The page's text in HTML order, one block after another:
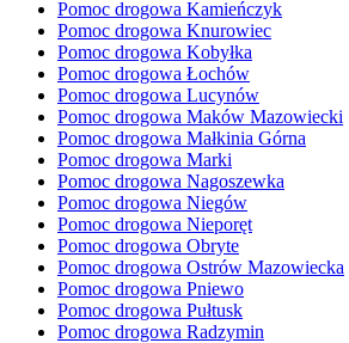
Pomoc drogowa Kamieńczyk
Pomoc drogowa Knurowiec
Pomoc drogowa Kobyłka
Pomoc drogowa Łochów
Pomoc drogowa Lucynów
Pomoc drogowa Maków Mazowiecki
Pomoc drogowa Małkinia Górna
Pomoc drogowa Marki
Pomoc drogowa Nagoszewka
Pomoc drogowa Niegów
Pomoc drogowa Nieporęt
Pomoc drogowa Obryte
Pomoc drogowa Ostrów Mazowiecka
Pomoc drogowa Pniewo
Pomoc drogowa Pułtusk
Pomoc drogowa Radzymin